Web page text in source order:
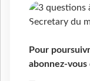
Pour
abonnez-